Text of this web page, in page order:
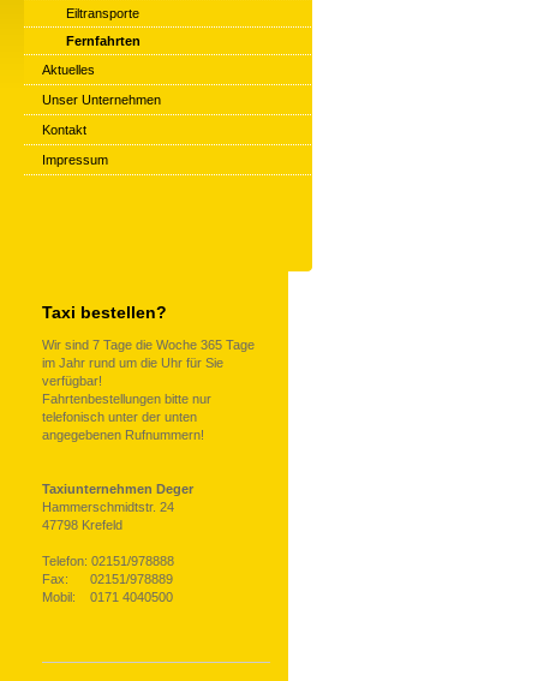
Eiltransporte
Fernfahrten
Aktuelles
Unser Unternehmen
Kontakt
Impressum
Taxi bestellen?
Wir sind 7 Tage die Woche 365 Tage
im Jahr rund um die Uhr für Sie
verfügbar!
Fahrtenbestellungen bitte nur
telefonisch unter der unten
angegebenen Rufnummern!
Taxiunternehmen Deger
Hammerschmidtstr. 24
47798 Krefeld
Telefon: 02151/978888
Fax: 02151/978889
Mobil: 0171 4040500